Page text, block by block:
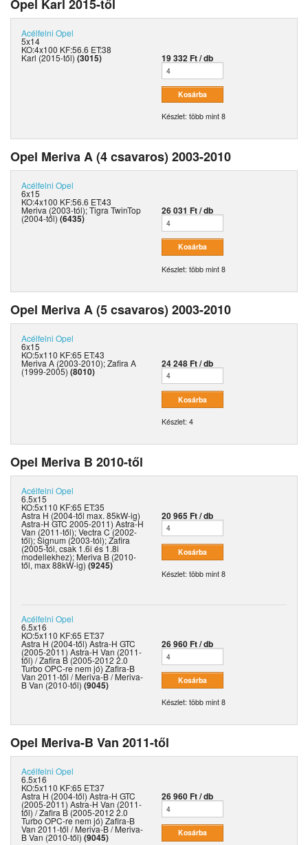
Opel Karl 2015-től
Acélfelni Opel
5x14
KO:4x100 KF:56.6 ET:38
Karl (2015-től) (3015) 19 332 Ft / db
Készlet: több mint 8
Opel Meriva A (4 csavaros) 2003-2010
Acélfelni Opel
6x15
KO:4x100 KF:56.6 ET:43
Meriva (2003-tól); Tigra TwinTop
(2004-től) (6435)
26 031 Ft / db
Készlet: több mint 8
Opel Meriva A (5 csavaros) 2003-2010
Acélfelni Opel
6x15
KO:5x110 KF:65 ET:43
Meriva A (2003-2010); Zafira A
(1999-2005) (8010)
24 248 Ft / db
Készlet: 4
Opel Meriva B 2010-től
Acélfelni Opel
6.5x15
KO:5x110 KF:65 ET:35
Astra H (2004-től max. 85kW-ig)
Astra-H GTC 2005-2011) Astra-H
Van (2011-től); Vectra C (2002-
től); Signum (2003-tól); Zafira
(2005-tól, csak 1.6i és 1.8i
modellekhez); Meriva B (2010-
től, max 88kW-ig) (9245)
20 965 Ft / db
Készlet: több mint 8
Acélfelni Opel
6.5x16
KO:5x110 KF:65 ET:37
Astra H (2004-től) Astra-H GTC
(2005-2011) Astra-H Van (2011-
től) / Zafira B (2005-2012 2.0
Turbo OPC-re nem jó) Zafira-B
Van 2011-től / Meriva-B / Meriva-
B Van (2010-től) (9045)
26 960 Ft / db
Készlet: több mint 8
Opel Meriva-B Van 2011-től
Acélfelni Opel
6.5x16
KO:5x110 KF:65 ET:37
Astra H (2004-től) Astra-H GTC
(2005-2011) Astra-H Van (2011-
től) / Zafira B (2005-2012 2.0
Turbo OPC-re nem jó) Zafira-B
Van 2011-től / Meriva-B / Meriva-
B Van (2010-től) (9045)
26 960 Ft / db